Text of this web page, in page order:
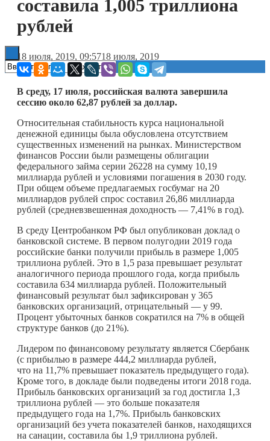
Книги
составила 1,005 триллиона
рублей
18 июля, 2019, 09:5718 июля, 2019
В среду, 17 июля, российская валюта завершила
сессию около 62,87 рублей за доллар.
Относительная стабильность курса национальной
денежной единицы была обусловлена отсутствием
существенных изменений на рынках. Министерством
финансов России были размещены облигации
федерального займа серии 26228 на сумму 10,19
миллиарда рублей и условиями погашения в 2030 году.
При общем объеме предлагаемых госбумаг на 20
миллиардов рублей спрос составил 26,86 миллиарда
рублей (средневзвешенная доходность — 7,41% в год).
В среду Центробанком РФ был опубликован доклад о
банковской системе. В первом полугодии 2019 года
российские банки получили прибыль в размере 1,005
триллиона рублей. Это в 1,5 раза превышает результат
аналогичного периода прошлого года, когда прибыль
составила 634 миллиарда рублей. Положительный
финансовый результат был зафиксирован у 365
банковских организаций, отрицательный — у 99.
Процент убыточных банков сократился на 7% в общей
структуре банков (до 21%).
Лидером по финансовому результату является Сбербанк
(с прибылью в размере 444,2 миллиарда рублей,
что на 11,7% превышает показатель предыдущего года).
Кроме того, в докладе были подведены итоги 2018 года.
Прибыль банковских организаций за год достигла 1,3
триллиона рублей — это больше показателя
предыдущего года на 1,7%. Прибыль банковских
организаций без учета показателей банков, находящихся
на санации, составила бы 1,9 триллиона рублей.